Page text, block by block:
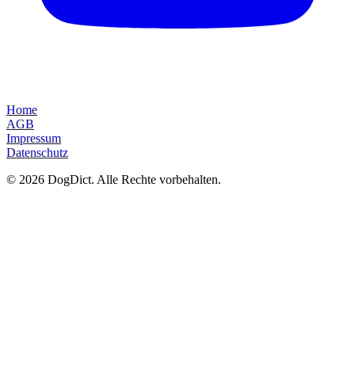
Home
AGB
Impressum
Datenschutz
© 2026 DogDict. Alle Rechte vorbehalten.